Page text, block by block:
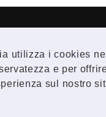
utilizza i cookies nel
e per
sul nostro